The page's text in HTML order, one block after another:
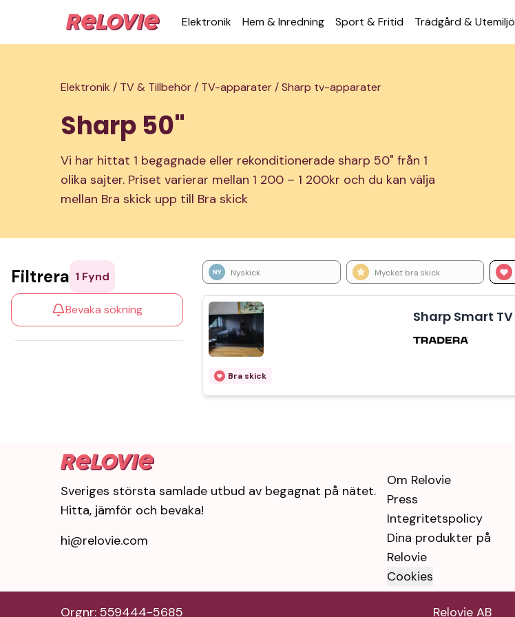
Elek­tronik Hem & Inred­ning Sport & Fritid Trädgård & Utemiljö
Elektronik / TV & Tillbehör / TV-apparater /Sharp tv-apparater
Sharp 50"
Vi har hittat 1 begagnade eller rekonditionerade sharp 50" från 1
olika sajter. Priset varierar mellan 1 200 – 1 200kr och du kan välja
mellan Bra skick upp till Bra skick
Nyskick Mycket bra skick
Filtrera 1 Fynd
Bevaka sökning Sharp Smart TV
Bra skick
Sveriges största samlade utbud av begagnat på nätet.
Hitta, jämför och bevaka!
hi@relovie.com
Om Relovie
Press
Integritetspolicy
Dina produkter på
Relovie
Cookies
Orgnr: 559444-5685
Relovie AB